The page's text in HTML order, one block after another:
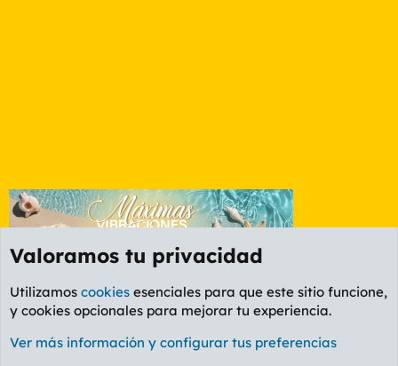
Foro General
Cookies
PL OLDSTYLE AMARILLO
Valoramos tu privacidad
Utilizamos cookies esenciales para que este sitio funcione,
y cookies opcionales para mejorar tu experiencia.
Ver más información y configurar tus preferencias